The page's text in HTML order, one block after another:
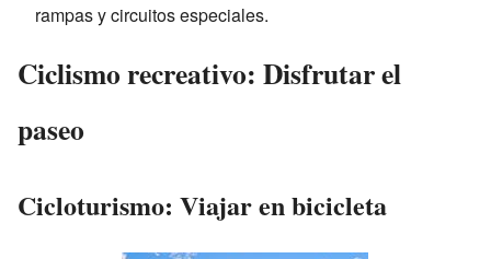
rampas y circuitos especiales.
Ciclismo recreativo: Disfrutar el
paseo
Cicloturismo: Viajar en bicicleta